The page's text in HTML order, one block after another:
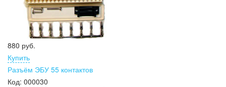
880 руб.
Купить
Разъём ЭБУ 55 контактов
Код: 000030